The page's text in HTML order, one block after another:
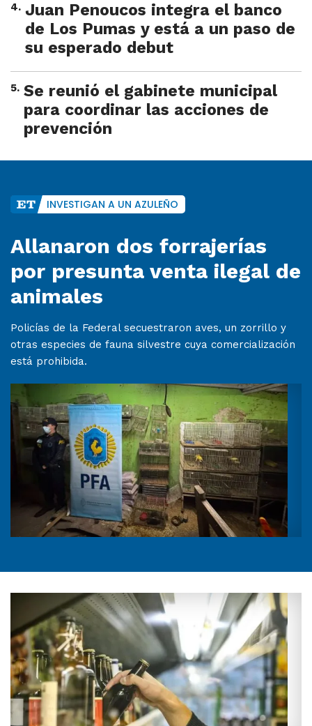
4. Juan Penoucos integra el banco
de Los Pumas y está a un paso de
su esperado debut
5. Se reunió el gabinete municipal
para coordinar las acciones de
prevención
INVESTIGAN A UN AZULEÑO
Allanaron dos forrajerías
por presunta venta ilegal de
animales
Policías de la Federal secuestraron aves, un zorrillo y
otras especies de fauna silvestre cuya comercialización
está prohibida.